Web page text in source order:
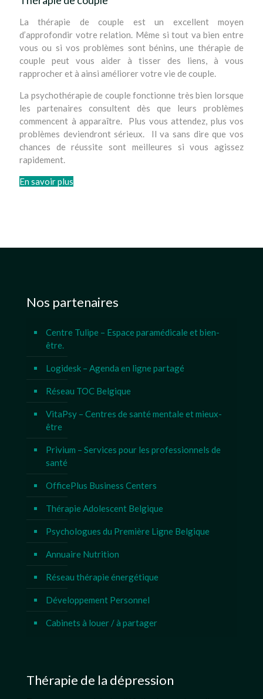
La thérapie de couple est un excellent moyen
d’approfondir votre relation. Même si tout va bien entre
vous ou si vos problèmes sont bénins, une thérapie de
couple peut vous aider à tisser des liens, à vous
rapprocher et à ainsi améliorer votre vie de couple.
La psychothérapie de couple fonctionne très bien lorsque
les partenaires consultent dès que leurs problèmes
commencent à apparaître. Plus vous attendez, plus vos
problèmes deviendront sérieux. Il va sans dire que vos
chances de réussite sont meilleures si vous agissez
rapidement.
En savoir plus
Nos partenaires
Centre Tulipe – Espace paramédicale et bien-
être.
Logidesk – Agenda en ligne partagé
Réseau TOC Belgique
VitaPsy – Centres de santé mentale et mieux-
être
Privium – Services pour les professionnels de
santé
OfficePlus Business Centers
Thérapie Adolescent Belgique
Psychologues du Première Ligne Belgique
Annuaire Nutrition
Réseau thérapie énergétique
Développement Personnel
Cabinets à louer / à partager
Thérapie de la dépression